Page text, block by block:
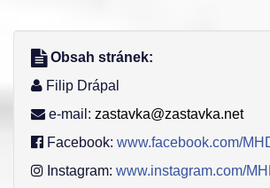
Obsah stránek:
Filip Drápal
e-mail: zastavka@zastavka.net
Facebook: www.facebook.com/
Instagram: www.instagram.com/